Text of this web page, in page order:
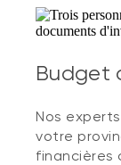
Budget
Nos
votre
financières